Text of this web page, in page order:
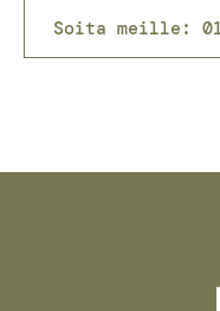
Soita meille: